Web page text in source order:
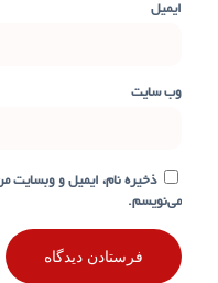
ایمیل
وب‌ سایت
ذخیره نام، ایمیل و وبسایت
می‌نویسم.